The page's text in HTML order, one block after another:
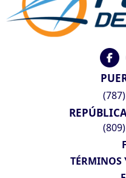
TÉRMINOS